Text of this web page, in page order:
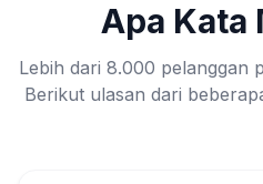
Apa Kata
Lebih dari 8.000 pelanggan
Berikut ulasan dari